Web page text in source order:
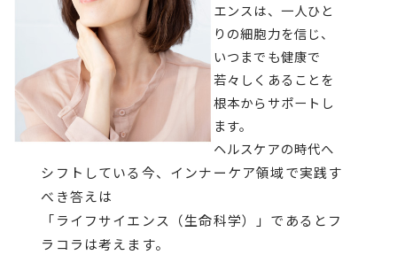
エンスは、一人ひと
りの細胞力を信じ、
いつまでも健康で
若々しくあることを
根本からサポートし
ます。
ヘルスケアの時代へ
シフトしている今、インナーケア領域で実践す
べき答えは
「ライフサイエンス（生命科学）」であるとフ
ラコラは考えます。